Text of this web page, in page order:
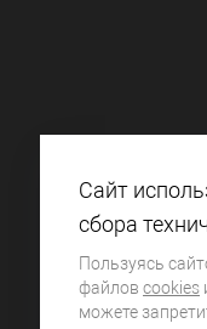
Сайт
сбора
Пользуясь
файлов cookies
можете